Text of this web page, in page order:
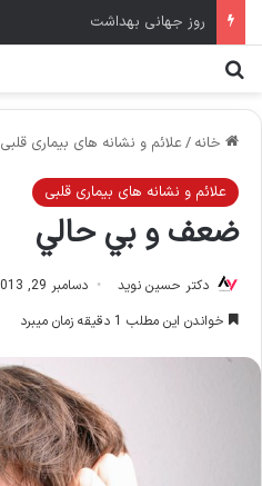
روز جهانی بهداشت
خانه /علائم و نشانه های بیماری قلبی
علائم و نشانه های بیماری قلبی
ضعف و بي حالي
دکتر حسین نوید دسامبر 29, 2013
خواندن این مطلب 1 دقیقه زمان میبرد